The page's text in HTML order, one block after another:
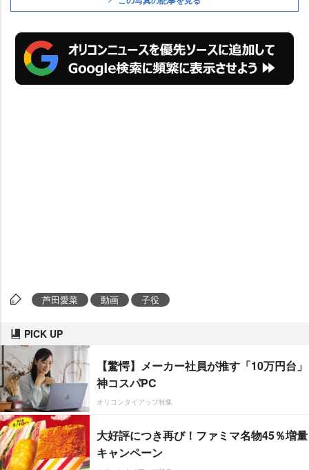
芦田愛菜 動画 子役
PICK UP
【驚愕】メーカー社員が推す「10万円台」
神コスパPC
オリコンタイアップ特集
大好評につき再び！ファミマ名物45％増量
キャンペーン